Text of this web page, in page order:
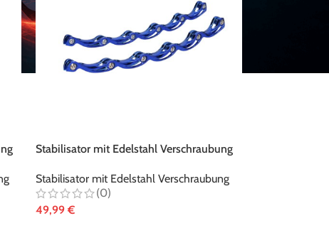
Black/White
305,00€
Stabilisator mit Edelstahl Verschraubung
Stabilisator mit Edelstahl Verschraubung
(0)
49,99€